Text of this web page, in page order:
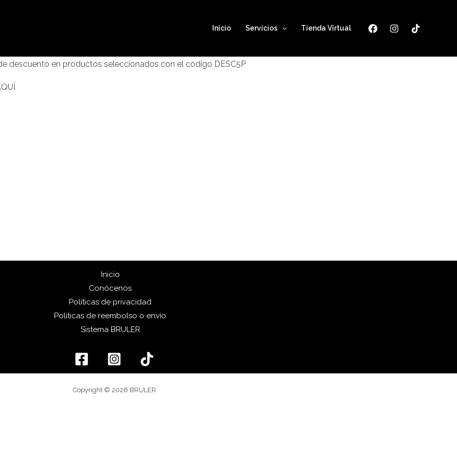
Inicio Servicios Tienda Virtual
descuento en productos seleccionados con el código DESC5P
Inicio
Conócenos
Políticas de privacidad
Políticas de reembolso o envío
Sistema BRULER
Copyright © 2026 BRULER